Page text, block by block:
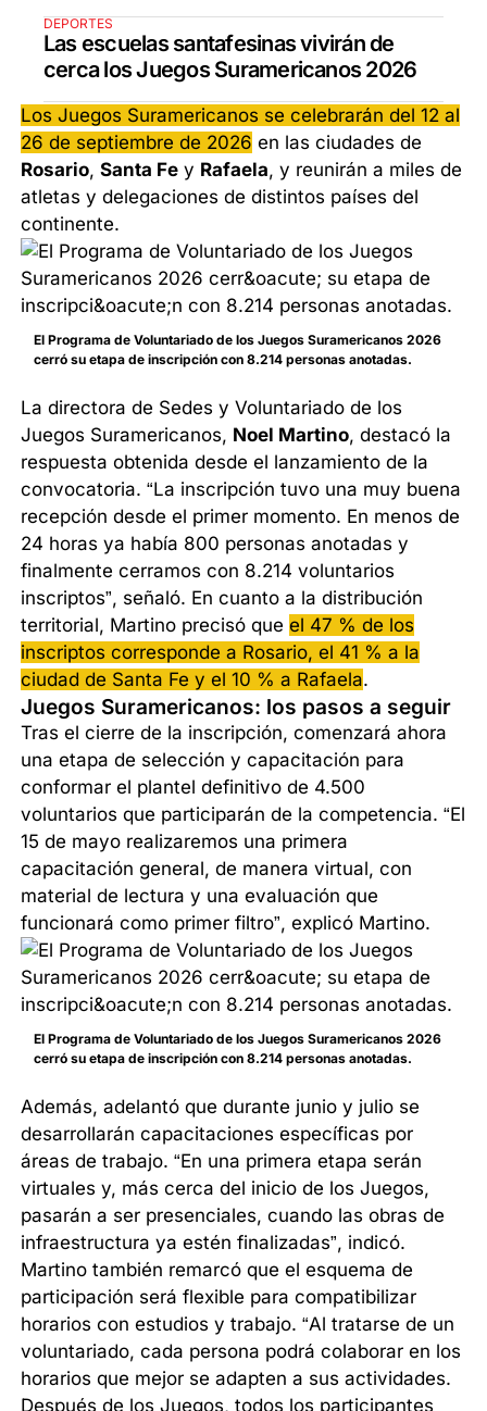
DEPORTES
Las escuelas santafesinas vivirán de
cerca los Juegos Suramericanos 2026
Los Juegos Suramericanos se celebrarán del 12 al
26 de septiembre de 2026 en las ciudades de
Rosario,Santa Fe y Rafaela, y reunirán a miles de
atletas y delegaciones de distintos países del
continente.
El Programa de Voluntariado de los Juegos Suramericanos 2026
cerró su etapa de inscripción con 8.214 personas anotadas.
La directora de Sedes y Voluntariado de los
Juegos Suramericanos, Noel Martino, destacó la
respuesta obtenida desde el lanzamiento de la
convocatoria. “La inscripción tuvo una muy buena
recepción desde el primer momento. En menos de
24 horas ya había 800 personas anotadas y
finalmente cerramos con 8.214 voluntarios
inscriptos”, señaló. En cuanto a la distribución
territorial, Martino precisó queel 47 % de los
inscriptos corresponde a Rosario, el 41 % a la
ciudad de Santa Fe y el 10 % a Rafaela.
Juegos Suramericanos: los pasos a seguir
Tras el cierre de la inscripción, comenzará ahora
una etapa de selección y capacitación para
conformar el plantel definitivo de 4.500
voluntarios que participarán de la competencia. “El
15 de mayo realizaremos una primera
capacitación general, de manera virtual, con
material de lectura y una evaluación que
funcionará como primer filtro”, explicó Martino.
El Programa de Voluntariado de los Juegos Suramericanos 2026
cerró su etapa de inscripción con 8.214 personas anotadas.
Además, adelantó que durante junio y julio se
desarrollarán capacitaciones específicas por
áreas de trabajo. “En una primera etapa serán
virtuales y, más cerca del inicio de los Juegos,
pasarán a ser presenciales, cuando las obras de
infraestructura ya estén finalizadas”, indicó.
Martino también remarcó que el esquema de
participación será flexible para compatibilizar
horarios con estudios y trabajo. “Al tratarse de un
voluntariado, cada persona podrá colaborar en los
horarios que mejor se adapten a sus actividades.
Después de los Juegos, todos los participantes